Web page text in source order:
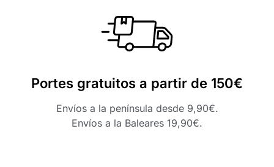
Portes gratuitos a partir de 150€
Envíos a la península desde 9,90€.
Envíos a la Baleares 19,90€.